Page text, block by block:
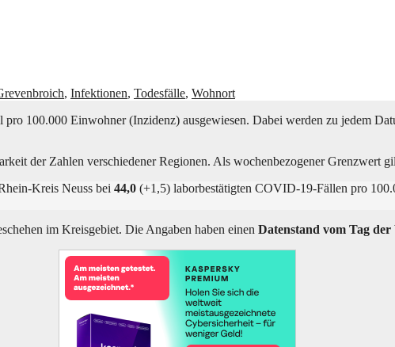
, Infektionen, Todesfälle, Wohnort
100.000 Ein­woh­ner (Inzi­denz) aus­ge­wie­sen. Dabei wer­den zu jedem
der Zah­len ver­schie­de­ner Regio­nen. Als wochen­be­zo­ge­ner Grenz­wert
Kreis Neuss bei 44,0 (+1,5) labor­be­stä­tig­ten COVID-19-Fäl­len pro
im Kreis­ge­biet. Die Anga­ben haben einen Daten­stand vom Tag